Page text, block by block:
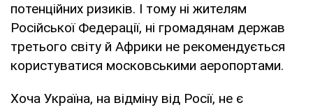
потенційних ризиків. І тому ні жителям
Російської Федерації, ні громадянам держав
третього світу й Африки не рекомендується
користуватися московськими аеропортами.
Хоча Україна, на відміну від Росії, не є